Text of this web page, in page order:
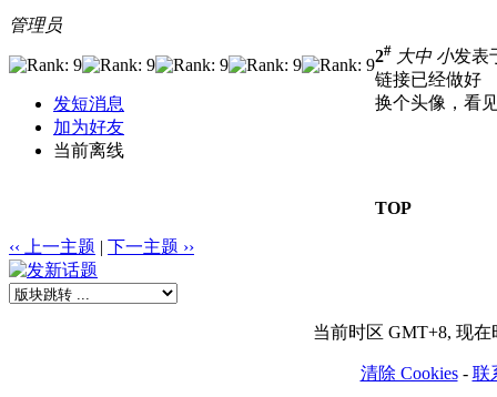
管理员
发短消息
加为好友
当前离线
2# 大中 小发表
链接已经做好
换个头像，看
TOP
‹‹ 上一主题 | 下一主题 ››
当前时区 GMT+8, 现在
清除 Cookies- 联